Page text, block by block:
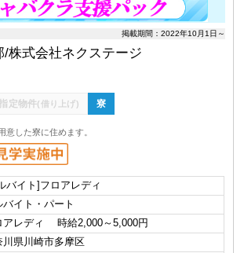
掲載期間：2022年10月1日～
/株式会社ネクステージ
定物件(借り上げ) 寮
意した寮に住めます。
バイト]フロアレディ
バイト・パート
アレディ 時給2,000～5,000円
川県川崎市多摩区